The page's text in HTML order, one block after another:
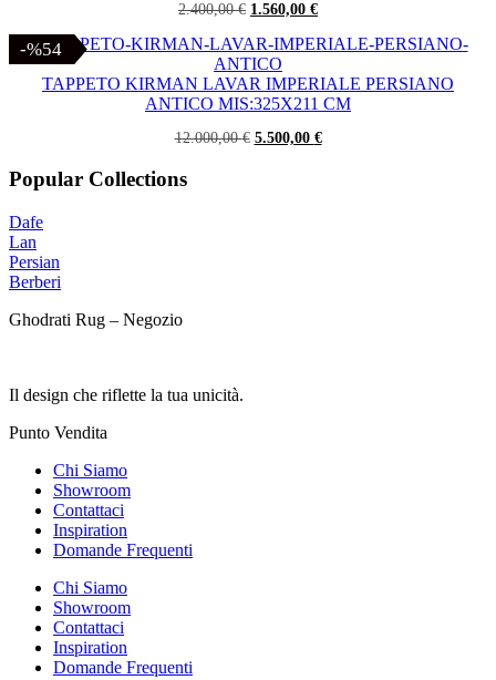
2.400,00€ Il
originale
era:
2.400,00 €.
1.560,00 €Il
attuale
1.560,00 €.
-%54
-%54
TAPPETO KIRMAN LAVAR IMPERIALE PERSIANO
ANTICO MIS:325X211 CM
12.000,00€ Il
5.500,00 €Il
Popular Collections
Dafe
Lan
Persian
Berberi
Ghodrati Rug – Negozio
Il design che riflette la tua unicità.
Punto Vendita
Chi Siamo
Showroom
Contattaci
Inspiration
Domande Frequenti
Chi Siamo
Showroom
Contattaci
Inspiration
Domande Frequenti